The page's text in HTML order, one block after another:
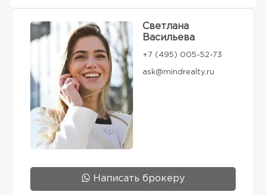
Светлана
Васильева
+7 (495) 005-52-73
ask@mindrealty.ru
Написать брокеру